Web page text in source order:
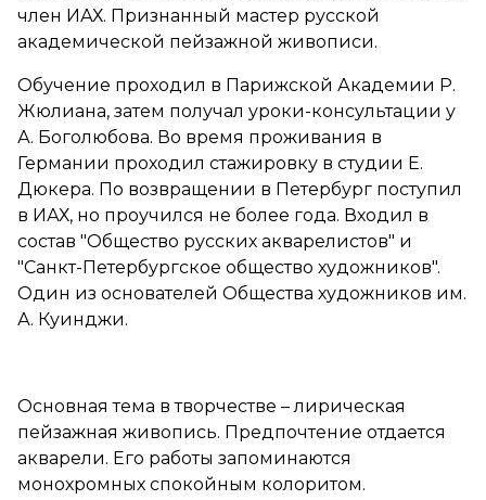
член ИАХ. Признанный мастер русской
академической пейзажной живописи.
Обучение проходил в Парижской Академии Р.
Жюлиана, затем получал уроки-консультации у
А. Боголюбова. Во время проживания в
Германии проходил стажировку в студии Е.
Дюкера. По возвращении в Петербург поступил
в ИАХ, но проучился не более года. Входил в
состав "Общество русских акварелистов" и
"Санкт-Петербургское общество художников".
Один из основателей Общества художников им.
А. Куинджи.
Основная тема в творчестве – лирическая
пейзажная живопись. Предпочтение отдается
акварели. Его работы запоминаются
монохромных спокойным колоритом.